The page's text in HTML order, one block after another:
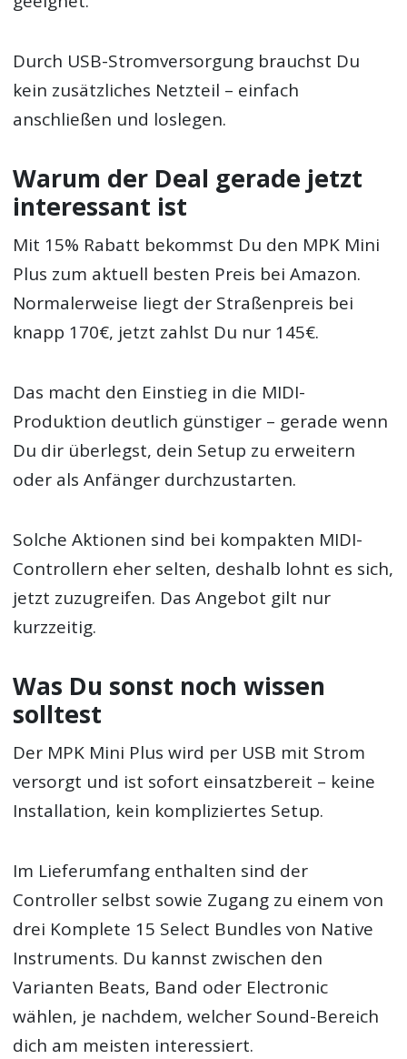
Durch USB-Stromversorgung brauchst Du
kein zusätzliches Netzteil – einfach
anschließen und loslegen.
Warum der Deal gerade jetzt
interessant ist
Mit 15% Rabatt bekommst Du den MPK Mini
Plus zum aktuell besten Preis bei Amazon.
Normalerweise liegt der Straßenpreis bei
knapp 170€, jetzt zahlst Du nur 145€.
Das macht den Einstieg in die MIDI-
Produktion deutlich günstiger – gerade wenn
Du dir überlegst, dein Setup zu erweitern
oder als Anfänger durchzustarten.
Solche Aktionen sind bei kompakten MIDI-
Controllern eher selten, deshalb lohnt es sich,
jetzt zuzugreifen. Das Angebot gilt nur
kurzzeitig.
Was Du sonst noch wissen
solltest
Der MPK Mini Plus wird per USB mit Strom
versorgt und ist sofort einsatzbereit – keine
Installation, kein kompliziertes Setup.
Im Lieferumfang enthalten sind der
Controller selbst sowie Zugang zu einem von
drei Komplete 15 Select Bundles von Native
Instruments. Du kannst zwischen den
Varianten Beats, Band oder Electronic
wählen, je nachdem, welcher Sound-Bereich
dich am meisten interessiert.